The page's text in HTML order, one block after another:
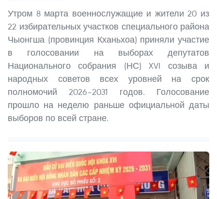
Утром 8 марта военнослужащие и жители 20 из
22 избирательных участков специального района
Чыонгша (провинция Кханьхоа) приняли участие
в голосовании на выборах депутатов
Национального собрания (НС) XVI созыва и
народных советов всех уровней на срок
полномочий 2026–2031 годов. Голосование
прошло на неделю раньше официальной даты
выборов по всей стране.